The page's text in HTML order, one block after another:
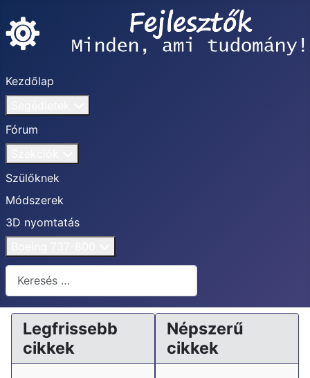
Kezdőlap
Fórum
Szülőknek
Módszerek
3D nyomtatás
Keresés...
Legfrissebb
cikkek
Népszerű
cikkek